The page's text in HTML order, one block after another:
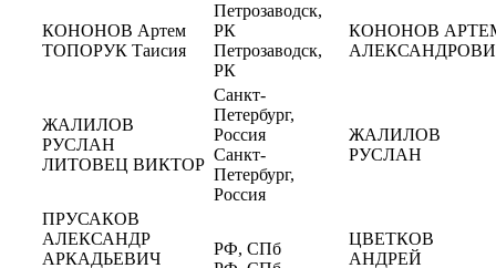
КОНОНОВ Артем
ТОПОРУК Таисия
Петрозаводск,
РК
Петрозаводск,
РК
КОНОНОВ
ЖАЛИЛОВ
РУСЛАН
ЛИТОВЕЦ ВИКТОР
Санкт-
Петербург,
Россия
Санкт-
Петербург,
Россия
ЖАЛИЛОВ
РУСЛАН
ПРУСАКОВ
АЛЕКСАНДР
АРКАДЬЕВИЧ
РФ, СПб
ЦВЕТКОВ
АНДРЕЙ